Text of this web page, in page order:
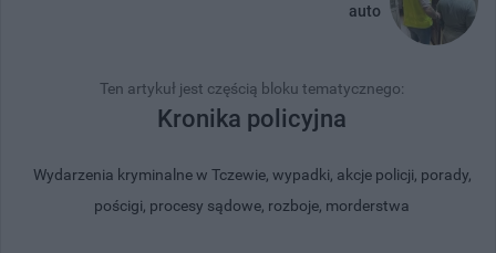
auto
Ten artykuł jest częścią bloku tematycznego:
Kronika policyjna
Wydarzenia kryminalne w Tczewie, wypadki, akcje policji, porady,
pościgi, procesy sądowe, rozboje, morderstwa